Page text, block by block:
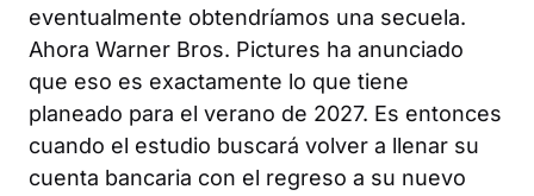
eventualmente obtendríamos una secuela.
Ahora Warner Bros. Pictures ha anunciado
que eso es exactamente lo que tiene
planeado para el verano de 2027. Es entonces
cuando el estudio buscará volver a llenar su
cuenta bancaria con el regreso a su nuevo